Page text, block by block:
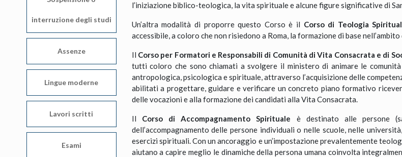
interruzione degli studi
Assenze
Lingue moderne
Lavori scritti
Esami
l’iniziazione biblico-teologica, la vita spirituale e alcune figure significative di
Un’altra modalità di proporre questo Corso è il Corso di Teologia
accessibile, a coloro che non risiedono a Roma, la formazione di base
Il Corso per Formatori e Responsabili di Comunità di Vita Consacrata e di
tutti coloro che sono chiamati a svolgere il ministero di animare le
antropologica, psicologica e spirituale, attraverso l’acquisizione delle
abilitati a progettare, guidare e verificare un concreto piano formativo
delle vocazioni e alla formazione dei candidati alla Vita Consacrata.
Il Corso di Accompagnamento Spirituale è destinato alle persone
dell’accompagnamento delle persone individuali o nelle scuole, nelle
esercizi spirituali. Con un ancoraggio e un’impostazione prevalentemente
aiutano a capire meglio le dinamiche della persona umana coinvolta